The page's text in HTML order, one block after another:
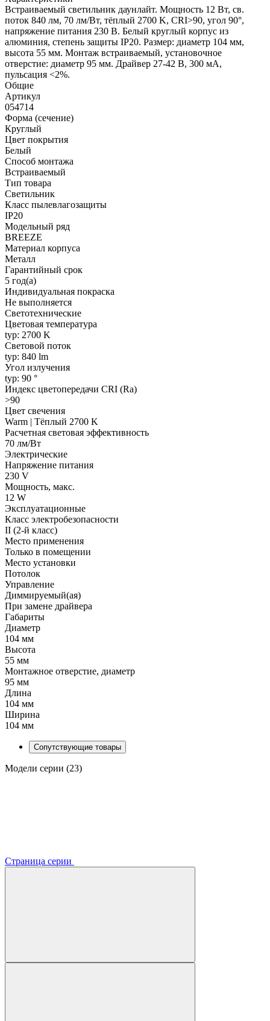
Встраиваемый светильник даунлайт. Мощность 12 Вт, св.
поток 840 лм, 70 лм/Вт, тёплый 2700 K, CRI>90, угол 90°,
напряжение питания 230 В. Белый круглый корпус из
алюминия, степень защиты IP20. Размер: диаметр 104 мм,
высота 55 мм. Монтаж встраиваемый, установочное
отверстие: диаметр 95 мм. Драйвер 27-42 В, 300 мА,
пульсация <2%.
Общие
Артикул
054714
Форма (сечение)
Круглый
Цвет покрытия
Белый
Способ монтажа
Встраиваемый
Тип товара
Светильник
Класс пылевлагозащиты
IP20
Модельный ряд
BREEZE
Материал корпуса
Металл
Гарантийный срок
5 год(а)
Индивидуальная покраска
Не выполняется
Светотехнические
Цветовая температура
typ: 2700 K
Световой поток
typ: 840 lm
Угол излучения
typ: 90 °
Индекс цветопередачи CRI (Ra)
>90
Цвет свечения
Warm | Тёплый 2700 K
Расчетная световая эффективность
70 лм/Вт
Электрические
Напряжение питания
230 V
Мощность, макс.
12 W
Эксплуатационные
Класс электробезопасности
II (2-й класс)
Место применения
Только в помещении
Место установки
Потолок
Управление
Диммируемый(ая)
При замене драйвера
Габариты
Диаметр
104 мм
Высота
55 мм
Монтажное отверстие, диаметр
95 мм
Длина
104 мм
Ширина
104 мм
Сопутствующие товары
Модели серии (23)
Страница серии